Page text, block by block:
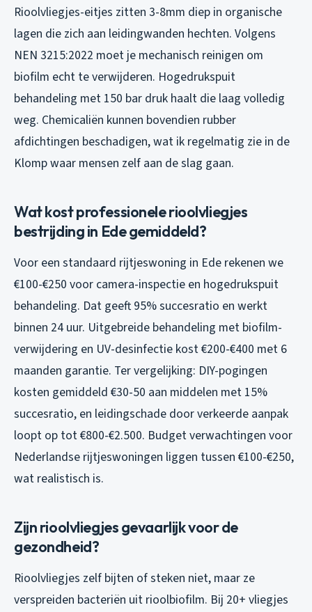
Rioolvliegjes-eitjes zitten 3-8mm diep in organische
lagen die zich aan leidingwanden hechten. Volgens
NEN 3215:2022 moet je mechanisch reinigen om
biofilm echt te verwijderen. Hogedrukspuit
behandeling met 150 bar druk haalt die laag volledig
weg. Chemicaliën kunnen bovendien rubber
afdichtingen beschadigen, wat ik regelmatig zie in de
Klomp waar mensen zelf aan de slag gaan.
Wat kost professionele rioolvliegjes
bestrijding in Ede gemiddeld?
Voor een standaard rijtjeswoning in Ede rekenen we
€100-€250 voor camera-inspectie en hogedrukspuit
behandeling. Dat geeft 95% succesratio en werkt
binnen 24 uur. Uitgebreide behandeling met biofilm-
verwijdering en UV-desinfectie kost €200-€400 met 6
maanden garantie. Ter vergelijking: DIY-pogingen
kosten gemiddeld €30-50 aan middelen met 15%
succesratio, en leidingschade door verkeerde aanpak
loopt op tot €800-€2.500. Budget verwachtingen voor
Nederlandse rijtjeswoningen liggen tussen €100-€250,
wat realistisch is.
Zijn rioolvliegjes gevaarlijk voor de
gezondheid?
Rioolvliegjes zelf bijten of steken niet, maar ze
verspreiden bacteriën uit rioolbiofilm. Bij 20+ vliegjes